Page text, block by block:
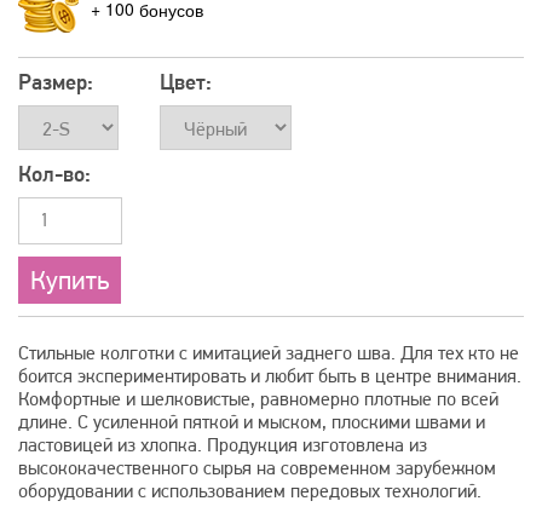
+ 100
Размер: Цвет:
Кол-во:
Стильные колготки с имитацией заднего шва. Для тех кто не
боится экспериментировать и любит быть в центре внимания.
Комфортные и шелковистые, равномерно плотные по всей
длине. С усиленной пяткой и мыском, плоскими швами и
ластовицей из хлопка. Продукция изготовлена из
высококачественного сырья на современном зарубежном
оборудовании с использованием передовых технологий.